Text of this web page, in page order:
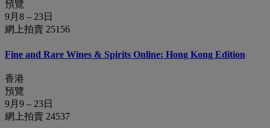
預覽
9月8 – 23日
網上拍賣 25156
Fine and Rare Wines & Spirits Online: Hong Kong Edition
香港
預覽
9月9 – 23日
網上拍賣 24537